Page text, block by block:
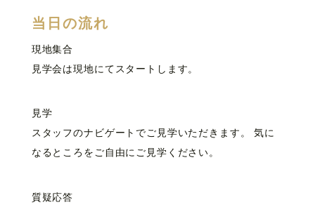
当日の流れ
現地集合
見学会は現地にてスタートします。
見学
スタッフのナビゲートでご見学いただきます。 気に
なるところをご自由にご見学ください。
質疑応答